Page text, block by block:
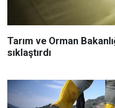
Tarım ve Orman
sıklaştırdı